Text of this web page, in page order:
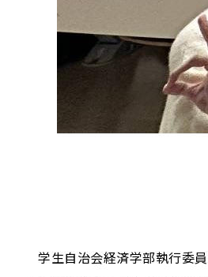
学生自治会経済学部執行委員